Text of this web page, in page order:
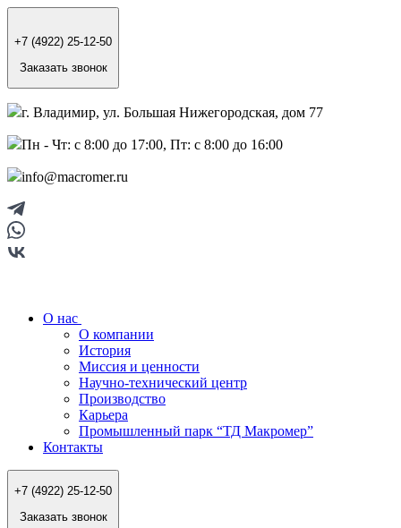
+7 (4922) 25-12-50
Заказать звонок
г. Владимир, ул. Большая Нижегородская, дом 77
Пн - Чт: с 8:00 до 17:00, Пт: с 8:00 до 16:00
info@macromer.ru
О нас
О компании
История
Миссия и ценности
Научно-технический центр
Производство
Карьера
Промышленный парк “ТД Макромер”
Контакты
+7 (4922) 25-12-50
Заказать звонок